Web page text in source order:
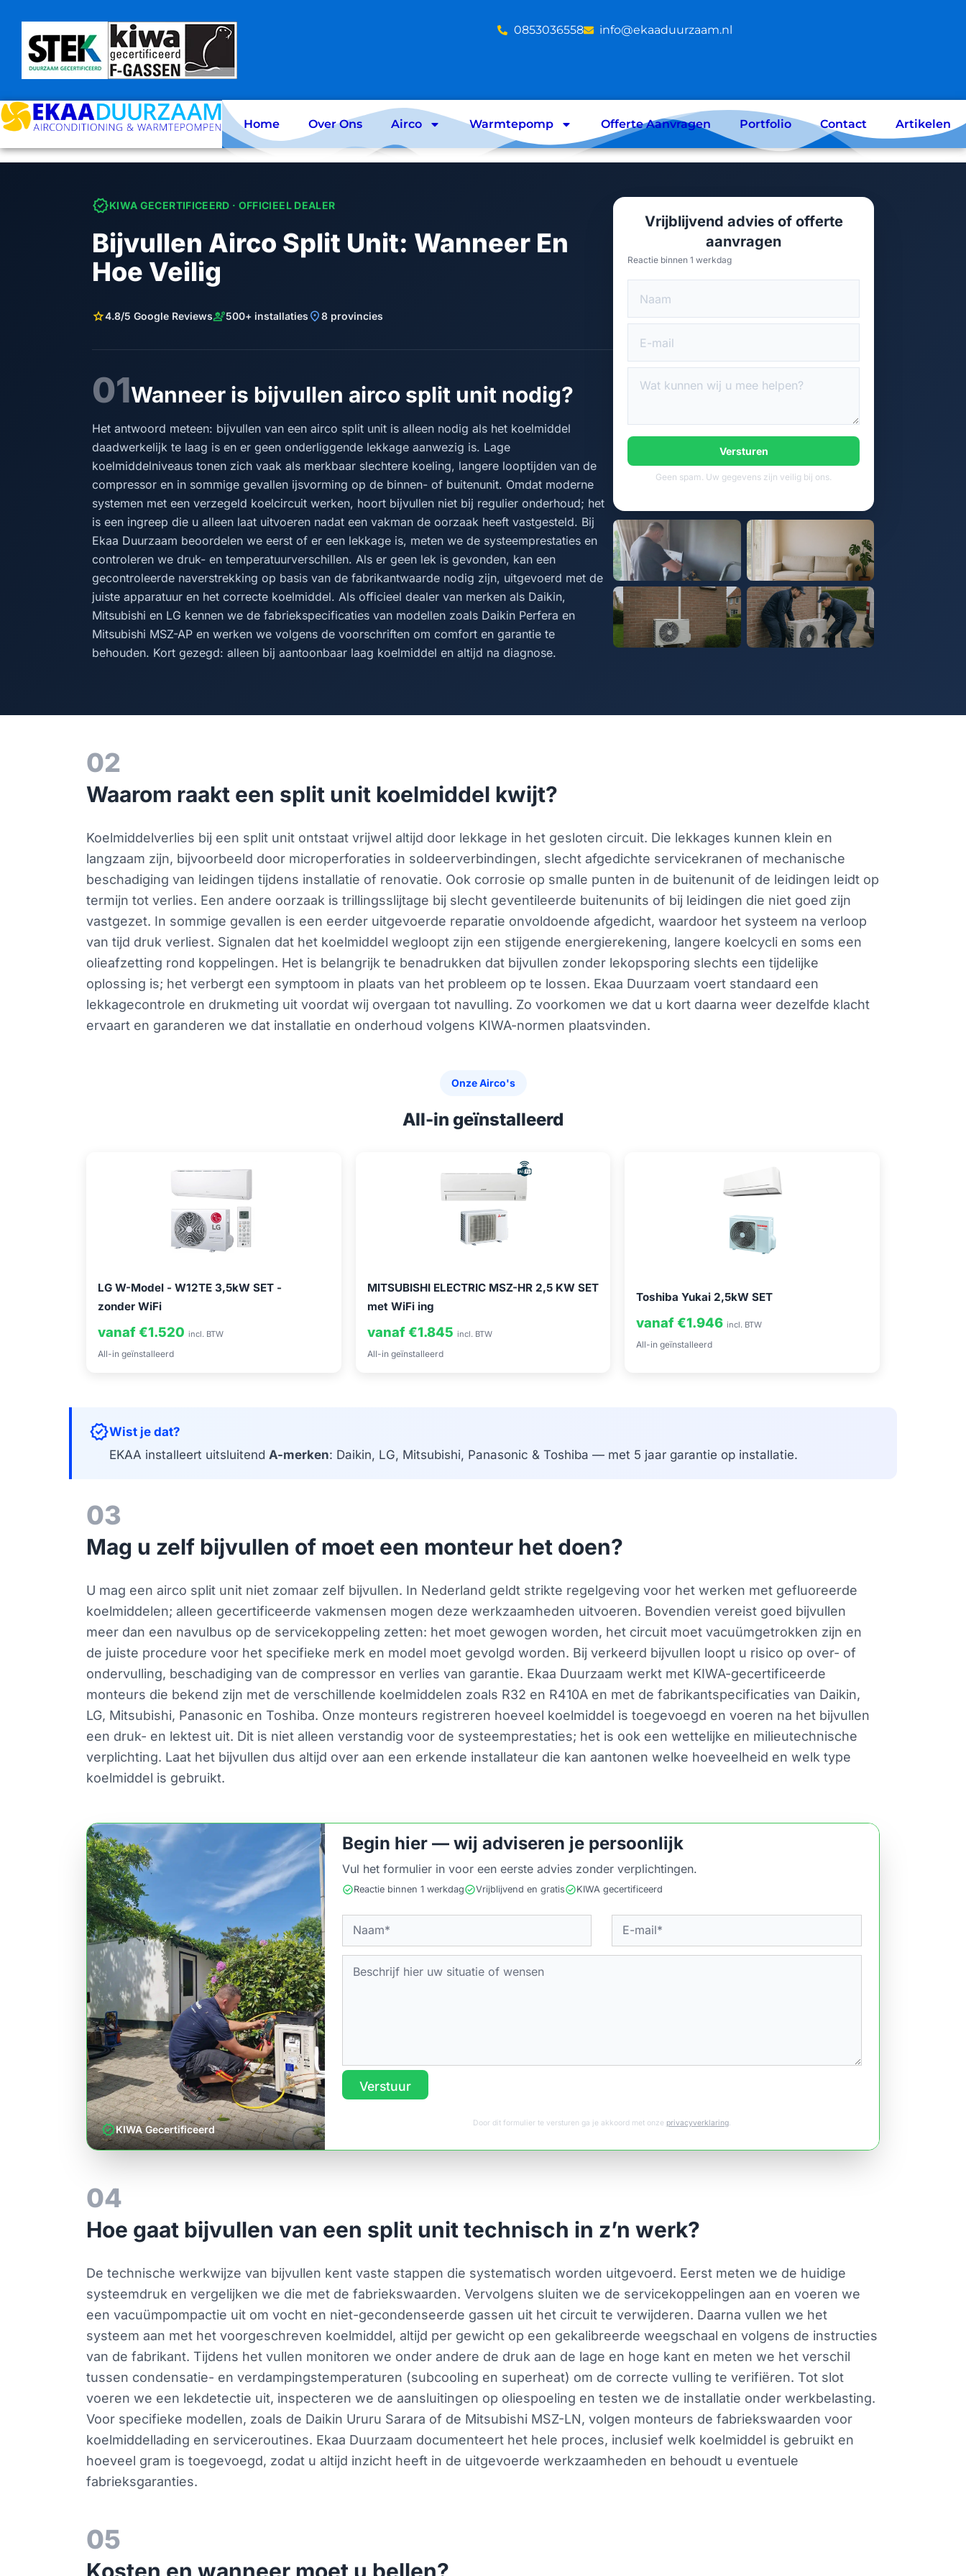
content
‪0853036558 info@ekaaduurzaam.nl
Home Over Ons Airco Warmtepomp Offerte Aanvragen Portfolio Contact Artikelen
verifiedKIWA GECERTIFICEERD · OFFICIEEL DEALER
Bijvullen Airco Split Unit: Wanneer En
Hoe Veilig
star4.8/5 Google Reviewsengineering500+ installaties location_on8 provincies
01Wanneer is bijvullen airco split unit nodig?
Het antwoord meteen: bijvullen van een airco split unit is alleen nodig als het koelmiddel
daadwerkelijk te laag is en er geen onderliggende lekkage aanwezig is. Lage
koelmiddelniveaus tonen zich vaak als merkbaar slechtere koeling, langere looptijden van de
compressor en in sommige gevallen ijsvorming op de binnen- of buitenunit. Omdat moderne
systemen met een verzegeld koelcircuit werken, hoort bijvullen niet bij regulier onderhoud; het
is een ingreep die u alleen laat uitvoeren nadat een vakman de oorzaak heeft vastgesteld. Bij
Ekaa Duurzaam beoordelen we eerst of er een lekkage is, meten we de systeemprestaties en
controleren we druk- en temperatuurverschillen. Als er geen lek is gevonden, kan een
gecontroleerde naverstrekking op basis van de fabrikantwaarde nodig zijn, uitgevoerd met de
juiste apparatuur en het correcte koelmiddel. Als officieel dealer van merken als Daikin,
Mitsubishi en LG kennen we de fabriekspecificaties van modellen zoals Daikin Perfera en
Mitsubishi MSZ-AP en werken we volgens de voorschriften om comfort en garantie te
behouden. Kort gezegd: alleen bij aantoonbaar laag koelmiddel en altijd na diagnose.
Vrijblijvend advies of offerte
aanvragen
Reactie binnen 1 werkdag
Versturen
Geen spam. Uw gegevens zijn veilig bij ons.
02
Waarom raakt een split unit koelmiddel kwijt?
Koelmiddelverlies bij een split unit ontstaat vrijwel altijd door lekkage in het gesloten circuit. Die lekkages kunnen klein en
langzaam zijn, bijvoorbeeld door microperforaties in soldeerverbindingen, slecht afgedichte servicekranen of mechanische
beschadiging van leidingen tijdens installatie of renovatie. Ook corrosie op smalle punten in de buitenunit of de leidingen leidt op
termijn tot verlies. Een andere oorzaak is trillingsslijtage bij slecht geventileerde buitenunits of bij leidingen die niet goed zijn
vastgezet. In sommige gevallen is een eerder uitgevoerde reparatie onvoldoende afgedicht, waardoor het systeem na verloop
van tijd druk verliest. Signalen dat het koelmiddel wegloopt zijn een stijgende energierekening, langere koelcycli en soms een
olieafzetting rond koppelingen. Het is belangrijk te benadrukken dat bijvullen zonder lekopsporing slechts een tijdelijke
oplossing is; het verbergt een symptoom in plaats van het probleem op te lossen. Ekaa Duurzaam voert standaard een
lekkagecontrole en drukmeting uit voordat wij overgaan tot navulling. Zo voorkomen we dat u kort daarna weer dezelfde klacht
ervaart en garanderen we dat installatie en onderhoud volgens KIWA-normen plaatsvinden.
Onze Airco's
All-in geïnstalleerd
LG W-Model - W12TE 3,5kW SET -
zonder WiFi
vanaf €1.520 incl. BTW
All-in geïnstalleerd
MITSUBISHI ELECTRIC MSZ-HR 2,5 KW SET
met WiFi ing
vanaf €1.845 incl. BTW
All-in geïnstalleerd
Toshiba Yukai 2,5kW SET
vanaf €1.946 incl. BTW
All-in geïnstalleerd
verifiedWist je dat?
EKAA installeert uitsluitend A-merken: Daikin, LG, Mitsubishi, Panasonic & Toshiba — met 5 jaar garantie op installatie.
03
Mag u zelf bijvullen of moet een monteur het doen?
U mag een airco split unit niet zomaar zelf bijvullen. In Nederland geldt strikte regelgeving voor het werken met gefluoreerde
koelmiddelen; alleen gecertificeerde vakmensen mogen deze werkzaamheden uitvoeren. Bovendien vereist goed bijvullen
meer dan een navulbus op de servicekoppeling zetten: het moet gewogen worden, het circuit moet vacuümgetrokken zijn en
de juiste procedure voor het specifieke merk en model moet gevolgd worden. Bij verkeerd bijvullen loopt u risico op over- of
ondervulling, beschadiging van de compressor en verlies van garantie. Ekaa Duurzaam werkt met KIWA-gecertificeerde
monteurs die bekend zijn met de verschillende koelmiddelen zoals R32 en R410A en met de fabrikantspecificaties van Daikin,
LG, Mitsubishi, Panasonic en Toshiba. Onze monteurs registreren hoeveel koelmiddel is toegevoegd en voeren na het bijvullen
een druk- en lektest uit. Dit is niet alleen verstandig voor de systeemprestaties; het is ook een wettelijke en milieutechnische
verplichting. Laat het bijvullen dus altijd over aan een erkende installateur die kan aantonen welke hoeveelheid en welk type
koelmiddel is gebruikt.
verifiedKIWA Gecertificeerd
Begin hier — wij adviseren je persoonlijk
Vul het formulier in voor een eerste advies zonder verplichtingen.
check_circleReactie binnen 1 werkdagcheck_circleVrijblijvend en gratischeck_circleKIWA gecertificeerd
Verstuur
Door dit formulier te versturen ga je akkoord met onze privacyverklaring.
04
Hoe gaat bijvullen van een split unit technisch in z’n werk?
De technische werkwijze van bijvullen kent vaste stappen die systematisch worden uitgevoerd. Eerst meten we de huidige
systeemdruk en vergelijken we die met de fabriekswaarden. Vervolgens sluiten we de servicekoppelingen aan en voeren we
een vacuümpompactie uit om vocht en niet-gecondenseerde gassen uit het circuit te verwijderen. Daarna vullen we het
systeem aan met het voorgeschreven koelmiddel, altijd per gewicht op een gekalibreerde weegschaal en volgens de instructies
van de fabrikant. Tijdens het vullen monitoren we onder andere de druk aan de lage en hoge kant en meten we het verschil
tussen condensatie- en verdampingstemperaturen (subcooling en superheat) om de correcte vulling te verifiëren. Tot slot
voeren we een lekdetectie uit, inspecteren we de aansluitingen op oliespoeling en testen we de installatie onder werkbelasting.
Voor specifieke modellen, zoals de Daikin Ururu Sarara of de Mitsubishi MSZ-LN, volgen monteurs de fabriekswaarden voor
koelmiddellading en serviceroutines. Ekaa Duurzaam documenteert het hele proces, inclusief welk koelmiddel is gebruikt en
hoeveel gram is toegevoegd, zodat u altijd inzicht heeft in de uitgevoerde werkzaamheden en behoudt u eventuele
fabrieksgaranties.
05